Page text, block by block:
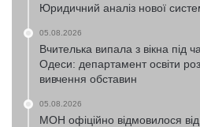
Юридичний аналіз нової
05.08.2026
Вчителька випала з вікна під
Одеси: департамент освіти
вивчення обставин
05.08.2026
МОН офіційно відмовилося